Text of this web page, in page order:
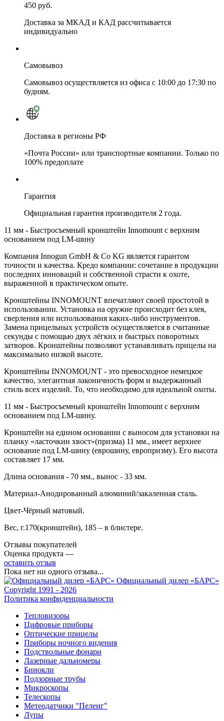
450 руб.
Доставка за МКАД и КАД рассчитывается
индивидуально
Самовывоз
Самовывоз осуществляется из офиса с 10:00 до 17:30 по
будням.
Доставка в регионы РФ
«Почта России» или транспортные компании. Только по
100% предоплате
Гарантия
Официальная гарантия производителя 2 года.
11 мм - Быстросъемный кронштейн Innomount с верхним
основанием под LM-шину
Компания Innogun GmbH & Co KG является гарантом
точности и качества. Кредо компании: сочетание в продукции
последних инноваций и собственной страсти к охоте,
выраженной в практическом опыте.
Кронштейны INNOMOUNT впечатляют своей простотой в
использовании. Установка на оружие происходит без клея,
сверления или использования каких-либо инструментов.
Замена прицельных устройств осуществляется в считанные
секунды с помощью двух лёгких и быстрых поворотных
затворов. Кронштейны позволяют устанавливать прицелы на
максимально низкой высоте.
Кронштейны INNOMOUNT - это превосходное немецкое
качество, элегантная лаконичность форм и выдержанный
стиль всех изделий. То, что необходимо для идеальной охоты.
11 мм - Быстросъемный кронштейн Innomount с верхним
основанием под LM-шину.
Кронштейн на едином основании с выносом для установки на
планку «ласточкин хвост»(призма) 11 мм., имеет верхнее
основание под LM-шину (еврошину, европризму). Его высота
составляет 17 мм.
Длина основания - 70 мм., вынос - 33 мм.
Материал-Анодированный алюминий/закаленная сталь.
Цвет-Чёрный матовый.
Вес, г.170(кронштейн), 185 – в блистере.
Отзывы покупателей
Оценка продукта —
оставить отзыв
Пока нет ни одного отзыва...
Официальный дилер «БАРС»
Copyright 1991 - 2026
Политика конфиденциальности
Тепловизоры
Цифровые приборы
Оптические прицелы
Приборы ночного видения
Подствольные фонари
Лазерные дальномеры
Бинокли
Подзорные трубы
Микроскопы
Телескопы
Метеодатчики "Пеленг"
Лупы